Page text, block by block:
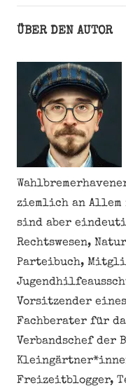
ÜBER DEN AUTOR
ziemlich an
sind aber
Rechtswesen,
Parteibuch,
Vorsitzender
Fachberater für
Verbandschef der
Freizeitblogger,